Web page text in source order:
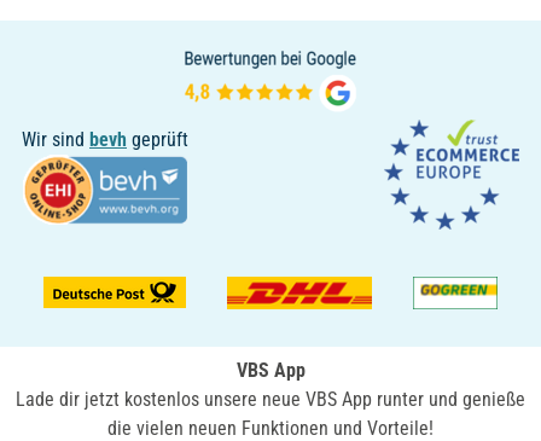
Wir sind bevh geprüft
VBS App
Lade dir jetzt kostenlos unsere neue VBS App runter und genieße
die vielen neuen Funktionen und Vorteile!